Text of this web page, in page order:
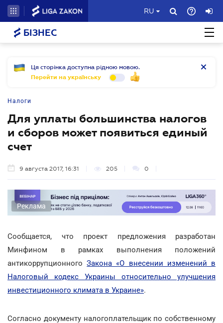
RU
БІЗНЕС
Ця сторінка доступна рідною мовою.
Перейти на українську
Налоги
Для уплаты большинства налогов
и сборов может появиться единый
счет
9 августа 2017, 16:31 205 0
Реклама
Сообщается, что проект предложения разработан
Минфином в рамках выполнения положений
антикоррупционногоЗакона «О внесении изменений в
Налоговый кодекс Украины относительно улучшения
инвестиционного климата в Украине».
Согласно документу налогоплательщик по собственному